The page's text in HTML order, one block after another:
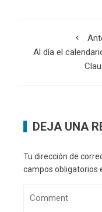
Al día el
DEJA UNA
Tu dirección de
campos obligatorios